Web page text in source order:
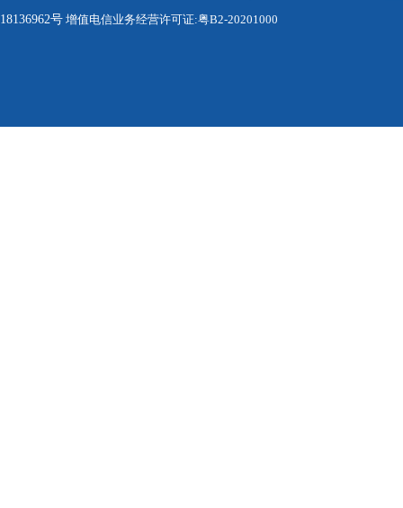
18136962号 增值电信业务经营许可证:粤B2-20201000